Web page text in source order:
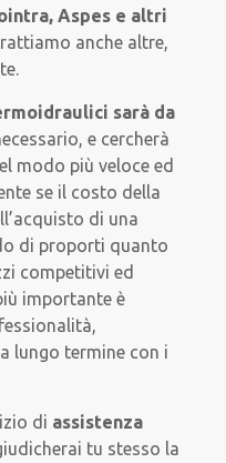
Aspes e altri
anche altre,
sarà da
e cercherà
modo più veloce ed
se il costo della
di una
di proporti quanto
competitivi ed
importante è
lungo termine con i
di assistenza
tu stesso la